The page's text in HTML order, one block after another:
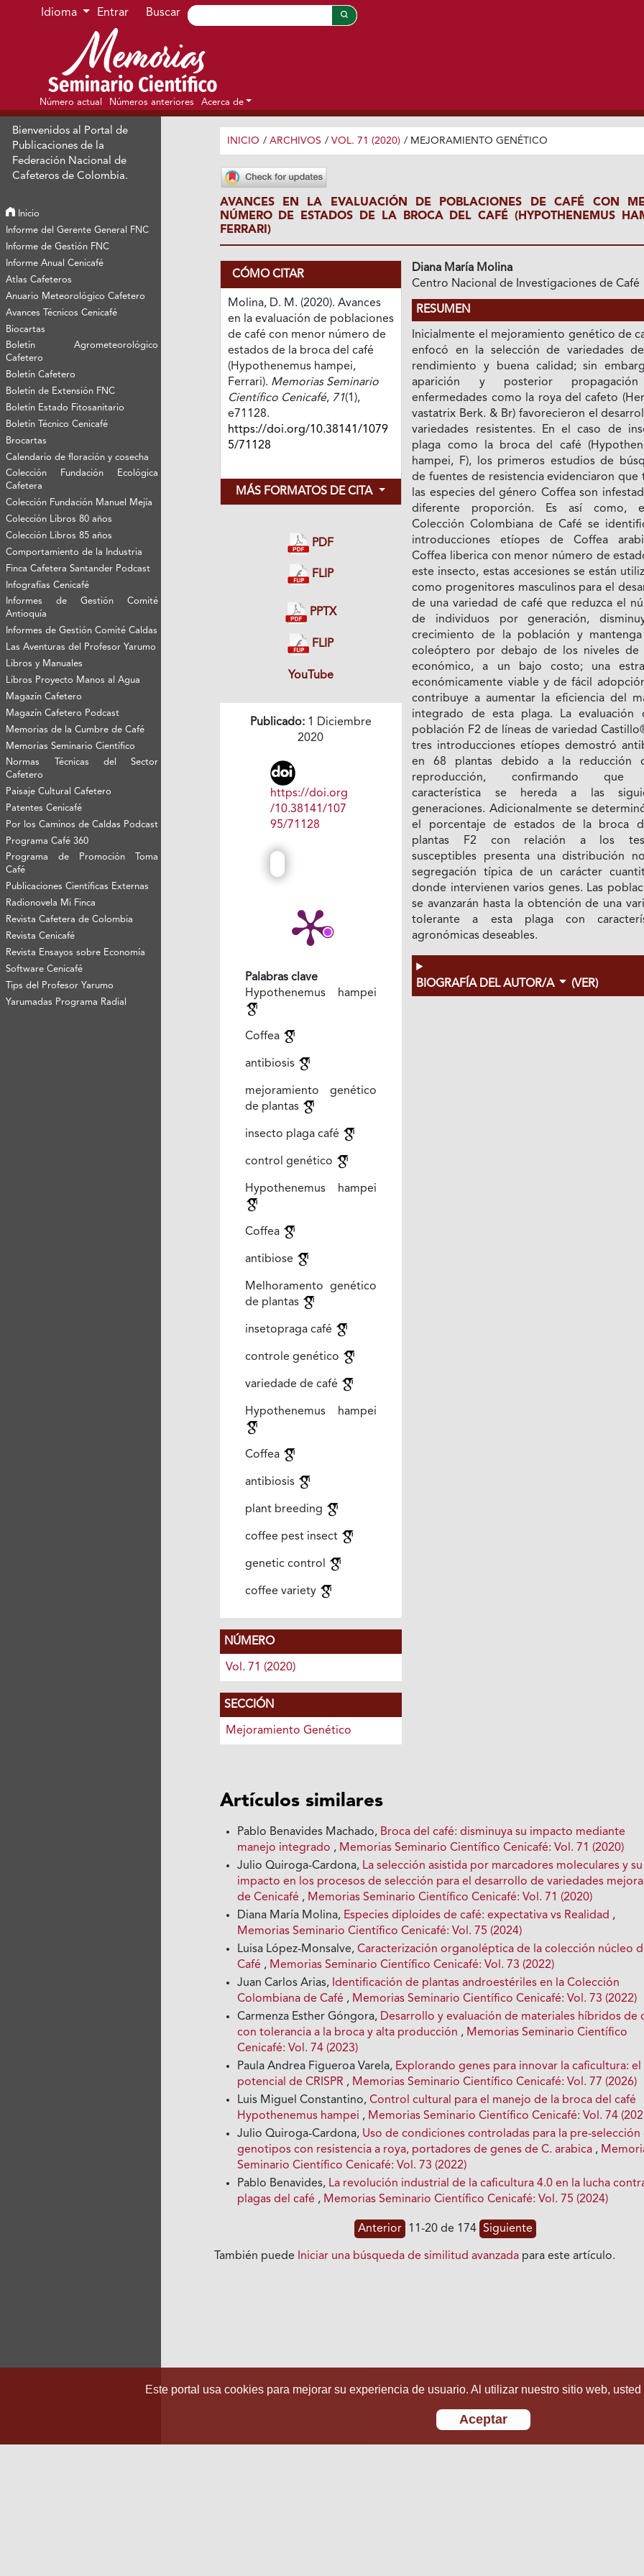
Ir al menú de navegación principal
Ir al contenido principal
Ir al pie de página del sitio
Idioma Entrar Buscar
Número actual Números anteriores Acerca de
Bienvenidos al Portal de
Publicaciones de la
Federación Nacional de
Cafeteros de Colombia.
Inicio
Informe del Gerente General FNC
Informe de Gestión FNC
Informe Anual Cenicafé
Atlas Cafeteros
Anuario Meteorológico Cafetero
Avances Técnicos Cenicafé
Biocartas
Boletín Agrometeorológico
Cafetero
Boletín Cafetero
Boletín de Extensión FNC
Boletín Estado Fitosanitario
Boletín Técnico Cenicafé
Brocartas
Calendario de floración y cosecha
Colección Fundación Ecológica
Cafetera
Colección Fundación Manuel Mejía
Colección Libros 80 años
Colección Libros 85 años
Comportamiento de la Industria
Finca Cafetera Santander Podcast
Infografías Cenicafé
Informes de Gestión Comité
Antioquía
Informes de Gestión Comité Caldas
Las Aventuras del Profesor Yarumo
Libros y Manuales
Libros Proyecto Manos al Agua
Magazín Cafetero
Magazín Cafetero Podcast
Memorias de la Cumbre de Café
Memorias Seminario Científico
Normas Técnicas del Sector
Cafetero
Paisaje Cultural Cafetero
Patentes Cenicafé
Por los Caminos de Caldas Podcast
Programa Café 360
Programa de Promoción Toma
Café
Publicaciones Científicas Externas
Radionovela Mi Finca
Revista Cafetera de Colombia
Revista Cenicafé
Revista Ensayos sobre Economía
Software Cenicafé
Tips del Profesor Yarumo
Yarumadas Programa Radial
INICIO / ARCHIVOS / VOL. 71 (2020) / MEJORAMIENTO GENÉTICO
AVANCES EN LA EVALUACIÓN DE POBLACIONES DE CAFÉ CON
NÚMERO DE ESTADOS DE LA BROCA DEL CAFÉ (HYPOTHENEMUS
FERRARI)
CÓMO CITAR
Molina, D. M. (2020). Avances
en la evaluación de poblaciones
de café con menor número de
estados de la broca del café
(Hypothenemus hampei,
Ferrari). Memorias Seminario
Científico Cenicafé, 71(1),
e71128.
https://doi.org/10.38141/1079
5/71128
MÁS FORMATOS DE CITA
PDF
FLIP
PPTX
FLIP
YouTube
Publicado:1 Diciembre
2020
https://doi.org
/10.38141/107
95/71128
Palabras clave
Hypothenemus hampei
Coffea
antibiosis
mejoramiento genético
de plantas
insecto plaga café
control genético
Hypothenemus hampei
Coffea
antibiose
Melhoramento genético
de plantas
insetopraga café
controle genético
variedade de café
Hypothenemus hampei
Coffea
antibiosis
plant breeding
coffee pest insect
genetic control
coffee variety
NÚMERO
Vol. 71 (2020)
SECCIÓN
Mejoramiento Genético
Diana María Molina
Centro Nacional de Investigaciones de Café
RESUMEN
Inicialmente el mejoramiento genético de
enfocó en la selección de variedades
rendimiento y buena calidad; sin
aparición y posterior
enfermedades como la roya del cafeto
vastatrix Berk. & Br) favorecieron el
variedades resistentes. En el caso de
plaga como la broca del café
hampei, F), los primeros estudios de
de fuentes de resistencia evidenciaron que
las especies del género Coffea son
diferente proporción. Es así como,
Colección Colombiana de Café se
introducciones etíopes de Coffea
Coffea liberica con menor número de
este insecto, estas accesiones se están
como progenitores masculinos para el
de una variedad de café que reduzca el
de individuos por generación,
crecimiento de la población y
coleóptero por debajo de los niveles de
económico, a un bajo costo; una
económicamente viable y de fácil
contribuye a aumentar la eficiencia del
integrado de esta plaga. La evaluación
población F2 de líneas de variedad
tres introducciones etíopes demostró
en 68 plantas debido a la reducción
reproducción, confirmando que
característica se hereda a las
generaciones. Adicionalmente se
el porcentaje de estados de la broca
plantas F2 con relación a los
susceptibles presenta una distribución
segregación típica de un carácter
donde intervienen varios genes. Las
se avanzarán hasta la obtención de una
tolerante a esta plaga con
agronómicas deseables.
BIOGRAFÍA DEL AUTOR/A (VER)
Artículos similares
Pablo Benavides Machado, Broca del café: disminuya su impacto mediante
manejo integrado , Memorias Seminario Científico Cenicafé: Vol. 71 (2020)
Julio Quiroga-Cardona, La selección asistida por marcadores moleculares y su
impacto en los procesos de selección para el desarrollo de variedades
de Cenicafé , Memorias Seminario Científico Cenicafé: Vol. 71 (2020)
Diana María Molina, Especies diploides de café: expectativa vs Realidad ,
Memorias Seminario Científico Cenicafé: Vol. 75 (2024)
Luisa López-Monsalve,Caracterización organoléptica de la colección núcleo
Café , Memorias Seminario Científico Cenicafé: Vol. 73 (2022)
Juan Carlos Arias, Identificación de plantas androestériles en la Colección
Colombiana de Café , Memorias Seminario Científico Cenicafé: Vol. 73 (2022)
Carmenza Esther Góngora, Desarrollo y evaluación de materiales híbridos de
con tolerancia a la broca y alta producción , Memorias Seminario Científico
Cenicafé: Vol. 74 (2023)
Paula Andrea Figueroa Varela, Explorando genes para innovar la caficultura: el
potencial de CRISPR , Memorias Seminario Científico Cenicafé: Vol. 77 (2026)
Luis Miguel Constantino,Control cultural para el manejo de la broca del café
Hypothenemus hampei , Memorias Seminario Científico Cenicafé: Vol. 74
Julio Quiroga-Cardona, Uso de condiciones controladas para la pre-selección
genotipos con resistencia a roya, portadores de genes de C. arabica ,
Seminario Científico Cenicafé: Vol. 73 (2022)
Pablo Benavides, La revolución industrial de la caficultura 4.0 en la lucha
plagas del café , Memorias Seminario Científico Cenicafé: Vol. 75 (2024)
Anterior 11-20 de 174 Siguiente
También puede Iniciar una búsqueda de similitud avanzada para este artículo.
Este portal usa cookies para mejorar su experiencia de usuario. Al utilizar nuestro sitio web,
Aceptar